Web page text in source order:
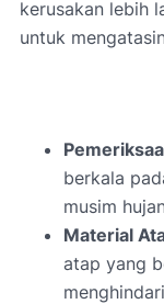
kerusakan lebih
untuk
berkala
musim
Material
atap yang